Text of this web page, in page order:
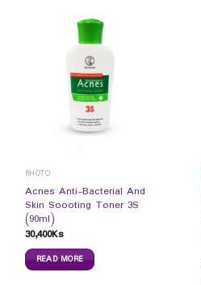
RHOTO
Acnes Anti-Bacterial And
Skin Soooting Toner 3S
(90ml)
30,400Ks
READ MORE